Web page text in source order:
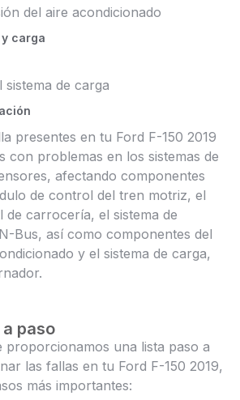
del aire acondicionado
carga
de carga
presentes en tu Ford F-150 2019
con problemas en los sistemas de
afectando componentes
de control del tren motriz, el
de carrocería, el sistema de
Bus, así como componentes del
y el sistema de carga,
paso
proporcionamos una lista paso a
las fallas en tu Ford F-150 2019,
más importantes: